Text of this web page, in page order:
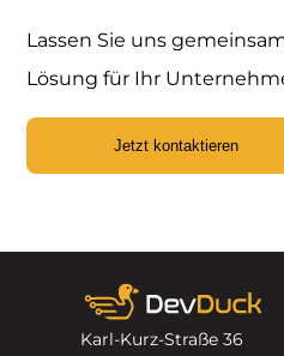
Lassen Sie uns
Lösung für Ihr
Jetzt kontaktieren
Karl-Kurz-Straße 36